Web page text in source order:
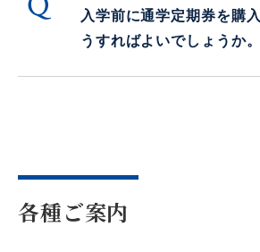
入学前に通学定期券を購
うすればよいでしょうか。
各種ご案内